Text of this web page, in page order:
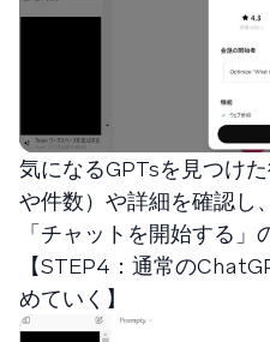
気になるGPTsを見つけ
や件数）や詳細を確認し
「チャットを開始する」
【STEP4：通常の
めていく】